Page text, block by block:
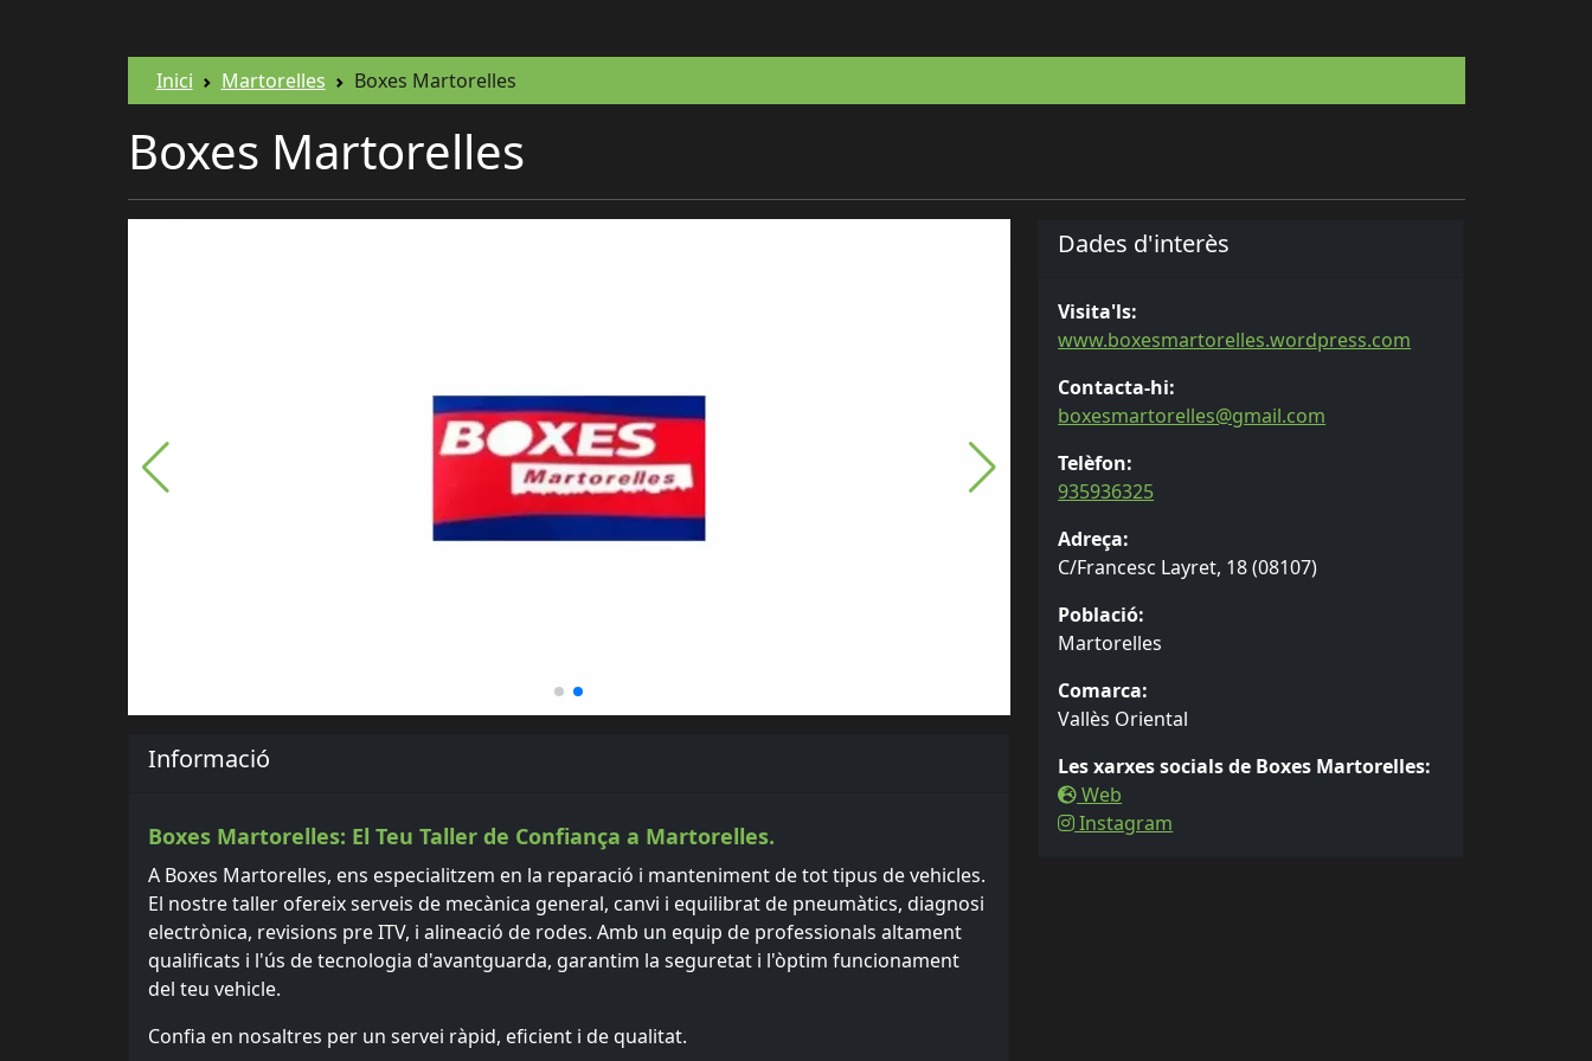
Inici Martorelles Boxes Martorelles
Boxes Martorelles
Informació
Boxes Martorelles: El Teu Taller de Confiança a Martorelles.
A Boxes Martorelles, ens especialitzem en la reparació i manteniment de tot tipus de vehicles.
El nostre taller ofereix serveis de mecànica general, canvi i equilibrat de pneumàtics, diagnosi
electrònica, revisions pre ITV, i alineació de rodes. Amb un equip de professionals altament
qualificats i l'ús de tecnologia d'avantguarda, garantim la seguretat i l'òptim funcionament
del teu vehicle.
Confia en nosaltres per un servei ràpid, eficient i de qualitat.
Dades d'interès
Visita'ls:
www.boxesmartorelles.wordpress.com
Contacta-hi:
boxesmartorelles@gmail.com
Telèfon:
935936325
Adreça:
C/Francesc Layret, 18 (08107)
Població:
Martorelles
Comarca:
Vallès Oriental
Les xarxes socials de Boxes Martorelles:
Web
Instagram